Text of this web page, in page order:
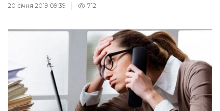
20 січня 2019 09:39
712